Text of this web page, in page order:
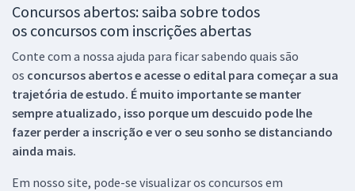
Concursos abertos: saiba sobre todos
os concursos com inscrições abertas
Conte com a nossa ajuda para ficar sabendo quais são
os concursos abertos e acesse o edital para começar a sua
trajetória de estudo. É muito importante se manter
sempre atualizado, isso porque um descuido pode lhe
fazer perder a inscrição e ver o seu sonho se distanciando
ainda mais.
Em nosso site, pode-se visualizar os concursos em